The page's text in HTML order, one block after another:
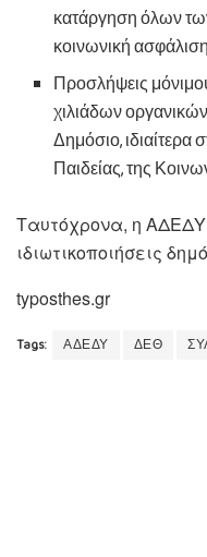
κατάργηση όλων
κοινωνική
Προσλήψεις
χιλιάδων
Δημόσιο, ιδιαίτερα
Παιδείας, της
Ταυτόχρονα, η ΑΔΕΔΥ
ιδιωτικοποιήσεις
typosthes.gr
Tags: ΑΔΕΔΥ ΔΕΘ